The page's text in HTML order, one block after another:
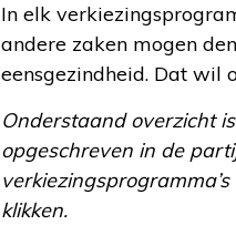
In elk
andere zaken mogen
eensgezindheid. Dat wil
Onderstaand overzicht
opgeschreven in de
klikken.